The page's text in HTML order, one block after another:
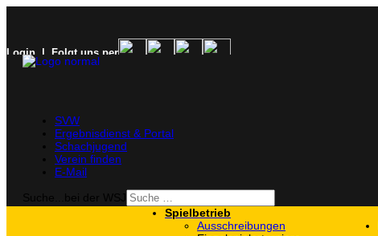
Login | Folgt uns per
SVW
Ergebnisdienst & Portal
Schachjugend
Verein finden
E-Mail
Spielbetrieb
Ausschreibungen